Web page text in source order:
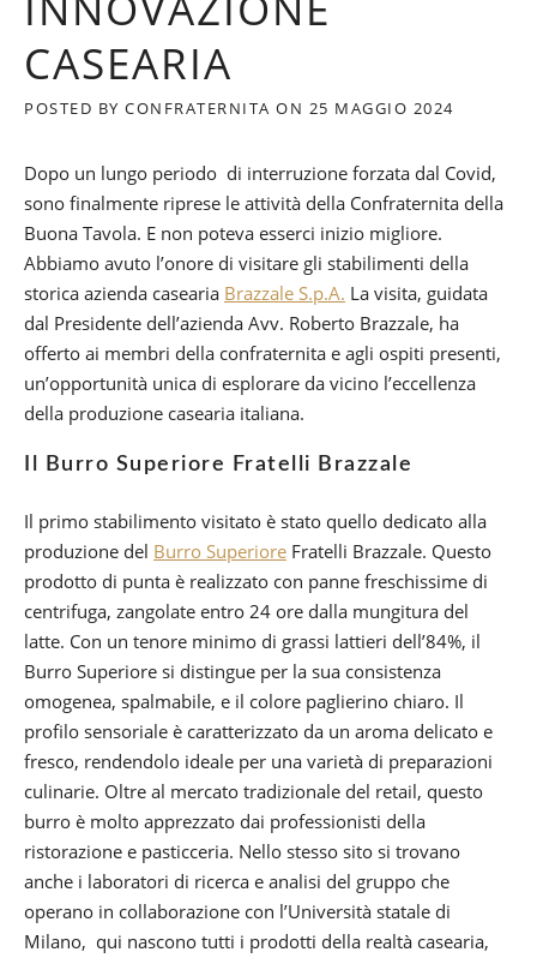
CASEARIA
POSTED BY CONFRATERNITA ON 25 MAGGIO 2024
Dopo un lungo periodo di interruzione forzata dal Covid,
sono finalmente riprese le attività della Confraternita della
Buona Tavola. E non poteva esserci inizio migliore.
Abbiamo avuto l’onore di visitare gli stabilimenti della
storica azienda casearia Brazzale S.p.A. La visita, guidata
dal Presidente dell’azienda Avv. Roberto Brazzale, ha
offerto ai membri della confraternita e agli ospiti presenti,
un’opportunità unica di esplorare da vicino l’eccellenza
della produzione casearia italiana.
Il Burro Superiore Fratelli Brazzale
Il primo stabilimento visitato è stato quello dedicato alla
produzione del Burro Superiore Fratelli Brazzale. Questo
prodotto di punta è realizzato con panne freschissime di
centrifuga, zangolate entro 24 ore dalla mungitura del
latte. Con un tenore minimo di grassi lattieri dell’84%, il
Burro Superiore si distingue per la sua consistenza
omogenea, spalmabile, e il colore paglierino chiaro. Il
profilo sensoriale è caratterizzato da un aroma delicato e
fresco, rendendolo ideale per una varietà di preparazioni
culinarie. Oltre al mercato tradizionale del retail, questo
burro è molto apprezzato dai professionisti della
ristorazione e pasticceria. Nello stesso sito si trovano
anche i laboratori di ricerca e analisi del gruppo che
operano in collaborazione con l’Università statale di
Milano, qui nascono tutti i prodotti della realtà casearia,